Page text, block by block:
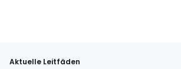
Aktuelle Leitfäden